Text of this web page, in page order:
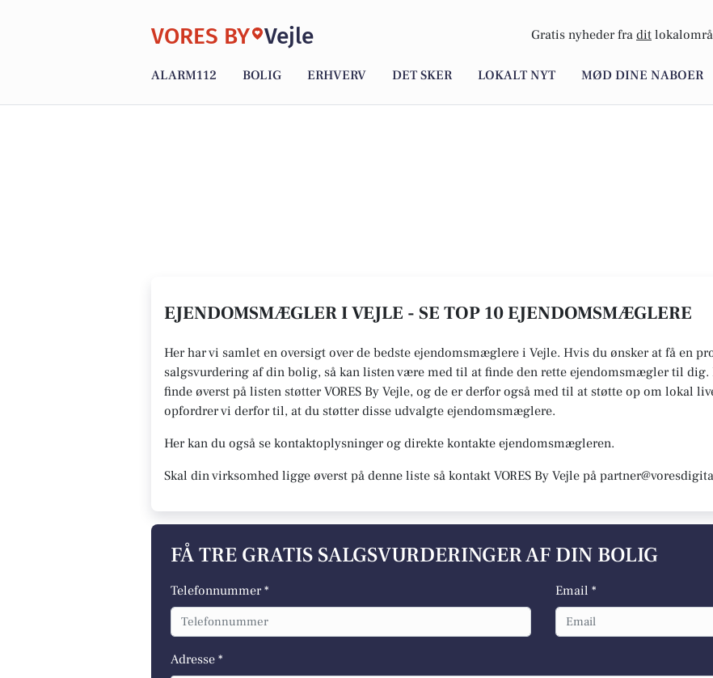
VORES BY Vejle Gratis nyheder fra dit
ALARM112 BOLIG ERHVERV DET SKER LOKALT NYT MØD DINE NABOER
EJENDOMSMÆGLER I VEJLE - SE TOP 10 EJENDOMSMÆGLERE
Her har vi samlet en oversigt over de bedste ejendomsmæglere i Vejle. Hvis du ønsker at få en
salgsvurdering af din bolig, så kan listen være med til at finde den rette ejendomsmægler til
finde øverst på listen støtter VORES By Vejle, og de er derfor også med til at støtte op om lokal
opfordrer vi derfor til, at du støtter disse udvalgte ejendomsmæglere.
Her kan du også se kontaktoplysninger og direkte kontakte ejendomsmægleren.
Skal din virksomhed ligge øverst på denne liste så kontakt VORES By Vejle på
FÅ TRE GRATIS SALGSVURDERINGER AF DIN BOLIG
Telefonnummer * Email *
Adresse *